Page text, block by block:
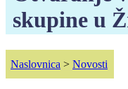
skupine u
Naslovnica > Novosti